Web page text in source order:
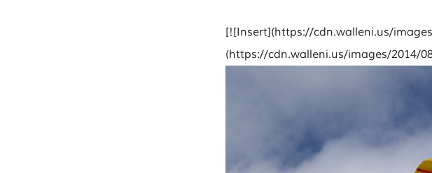
[![Insert](https://cdn.walleni.us/
(https://cdn.walleni.us/images/2014/